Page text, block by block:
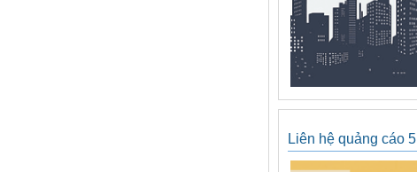
Liên hệ quảng cáo 5